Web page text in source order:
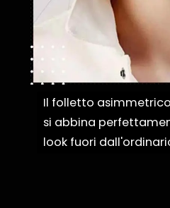
Il folletto
si abbina
look fuori
Il folletto
si abbina
look fuori